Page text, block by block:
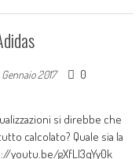
2017 0
si direbbe che
calcolato? Quale sia la
youtu.be/gXfLl3qYy0k